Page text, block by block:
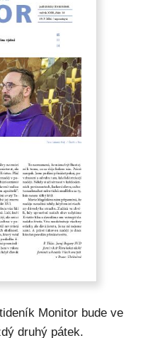
Monitor bude ve
druhý pátek.